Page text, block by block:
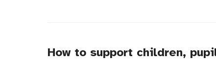
How to support children,